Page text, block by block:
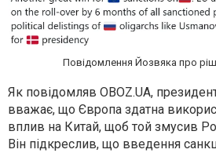
Повідомлення Йозвяка про
Як повідомляв OBOZ.UA,
вважає, що Європа здатна
вплив на Китай, щоб той змусив
Він підкреслив, що введення